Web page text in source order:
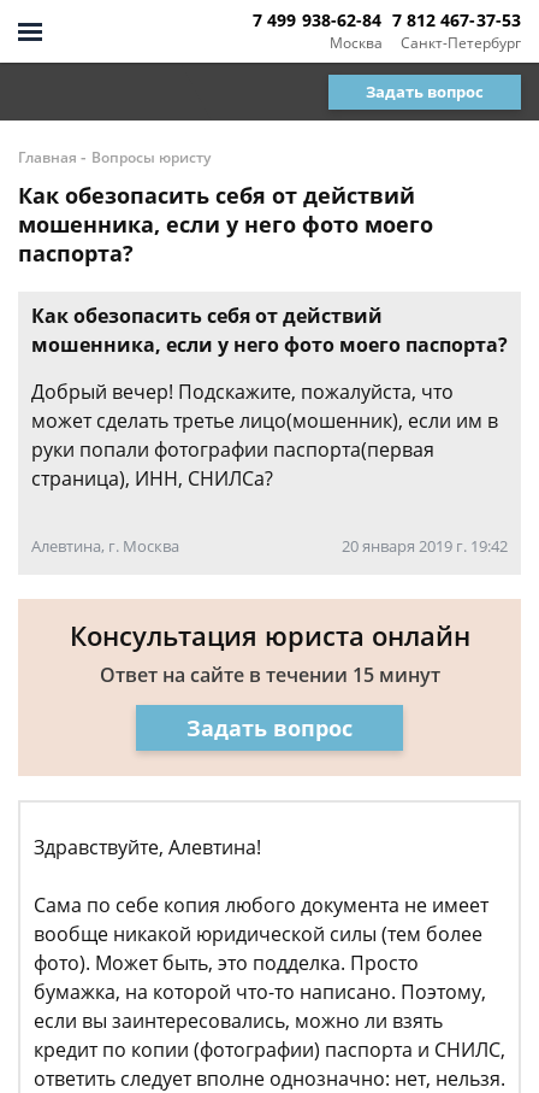
Москва
7 499 938-62-84
Санкт-Петербург
7 812 467-37-53
Задать вопрос
Главная - Вопросы юристу
Как обезопасить себя от действий
мошенника, если у него фото моего
паспорта?
Как обезопасить себя от действий
мошенника, если у него фото моего паспорта?
Добрый вечер! Подскажите, пожалуйста, что
может сделать третье лицо(мошенник), если им в
руки попали фотографии паспорта(первая
страница), ИНН, СНИЛСа?
Алевтина, г. Москва 20 января 2019 г. 19:42
Консультация юриста онлайн
Ответ на сайте в течении 15 минут
Задать вопрос
Здравствуйте, Алевтина!
Сама по себе копия любого документа не имеет
вообще никакой юридической силы (тем более
фото). Может быть, это подделка. Просто
бумажка, на которой что-то написано. Поэтому,
если вы заинтересовались, можно ли взять
кредит по копии (фотографии) паспорта и СНИЛС,
ответить следует вполне однозначно: нет, нельзя.